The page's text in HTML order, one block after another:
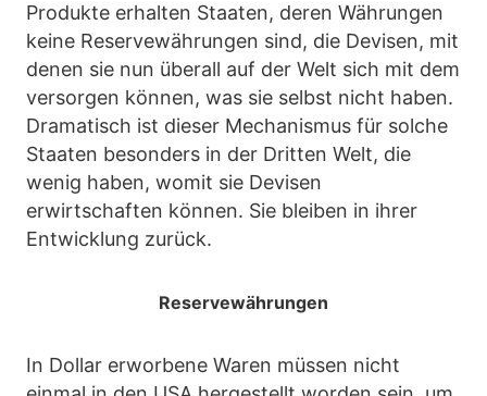
Produkte erhalten Staaten, deren Währungen
keine Reservewährungen sind, die Devisen, mit
denen sie nun überall auf der Welt sich mit dem
versorgen können, was sie selbst nicht haben.
Dramatisch ist dieser Mechanismus für solche
Staaten besonders in der Dritten Welt, die
wenig haben, womit sie Devisen
erwirtschaften können. Sie bleiben in ihrer
Entwicklung zurück.
Reservewährungen
In Dollar erworbene Waren müssen nicht